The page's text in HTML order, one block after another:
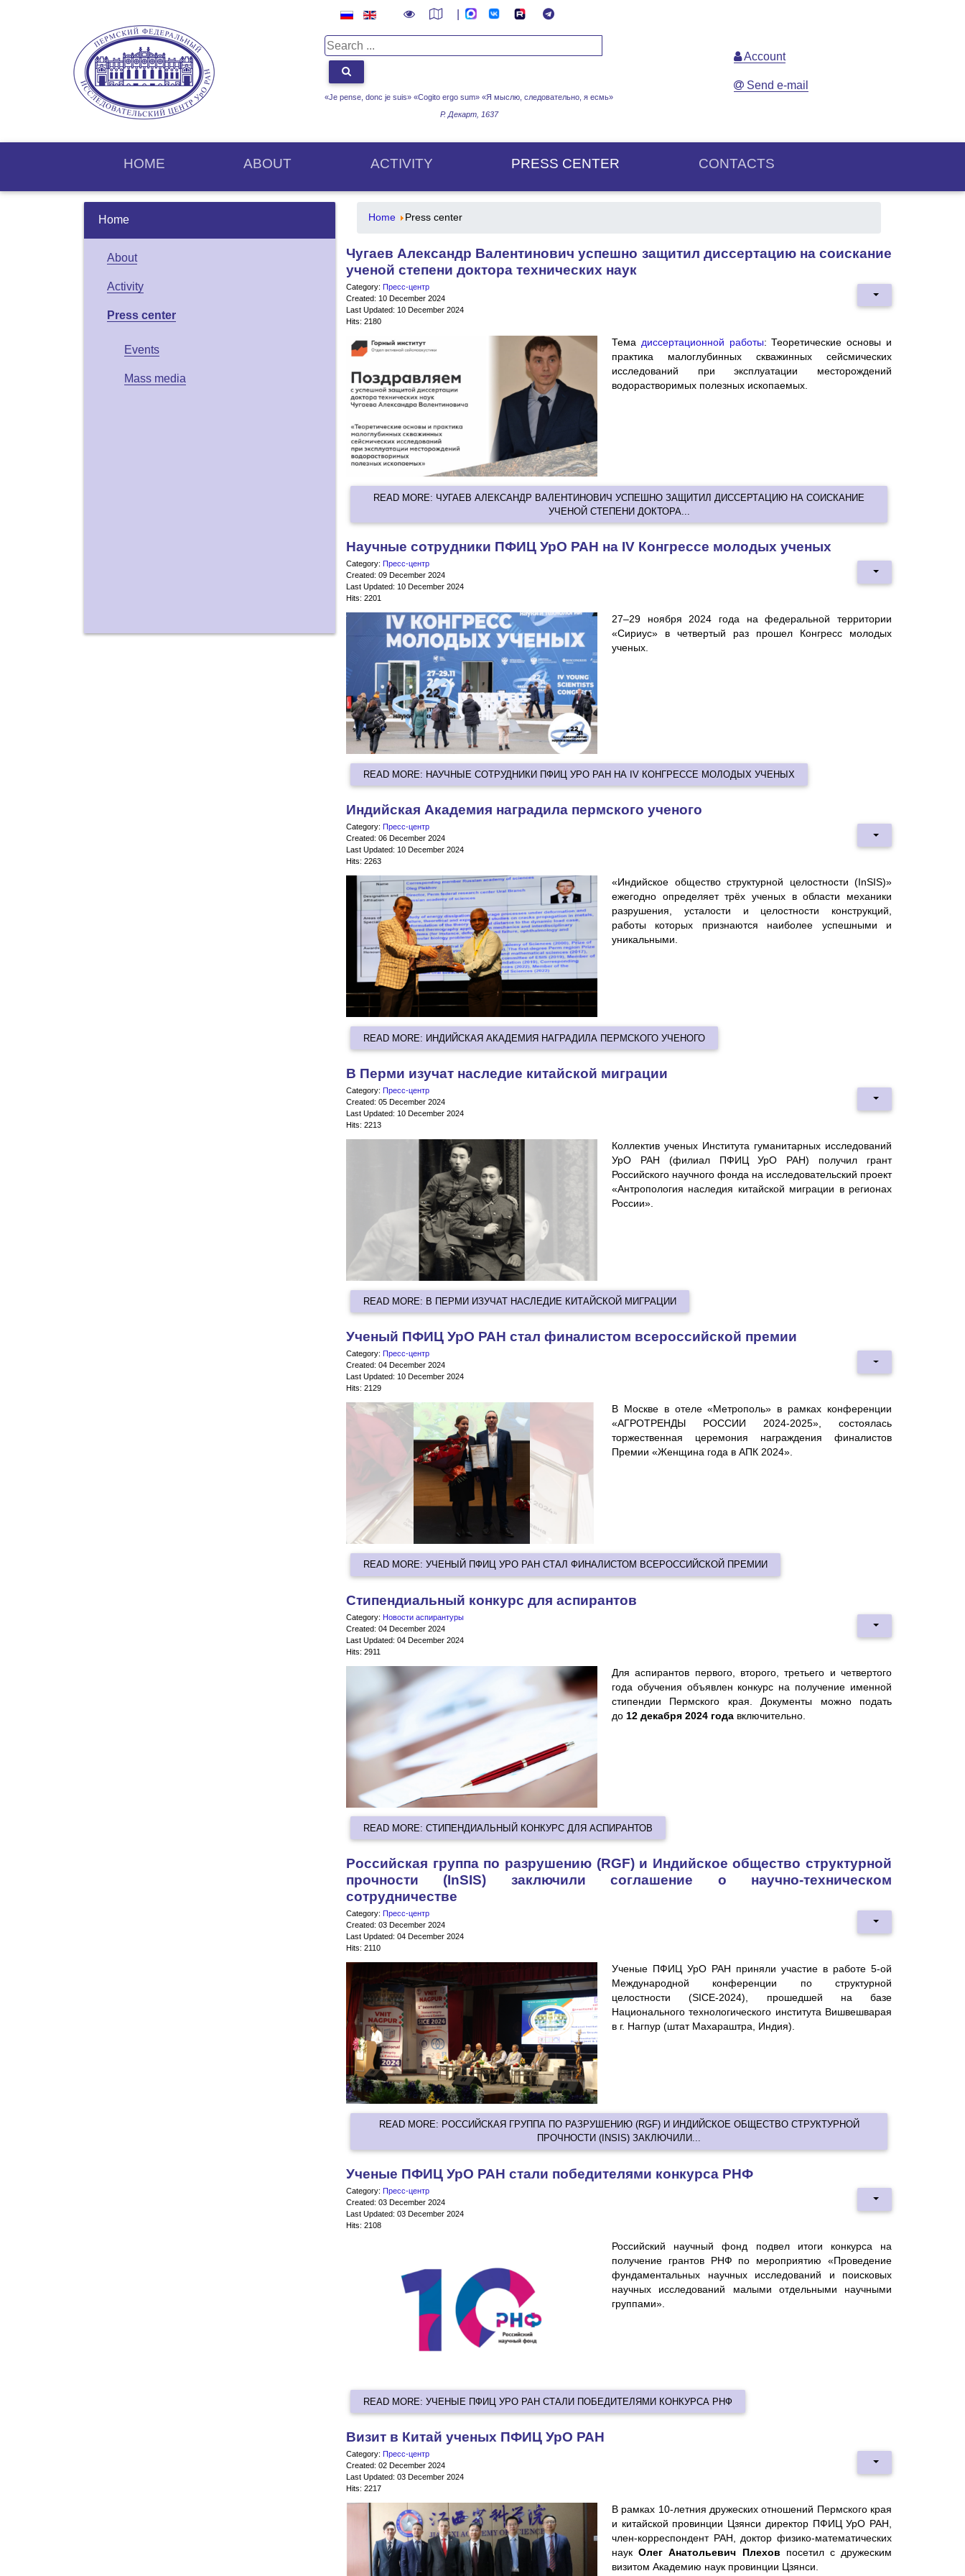
«Je pense, donc je suis» «Cogito ergo sum» «Я мыслю, следовательно, я есмь»
Р. Декарт, 1637
Account
Send e-mail
HOME ABOUT ACTIVITY PRESS CENTER CONTACTS
Home
About
Activity
Press center
Events
Mass media
Home Press center
Чугаев Александр Валентинович успешно защитил диссертацию на соискание
ученой степени доктора технических наук
Category: Пресс-центр
Created: 10 December 2024
Last Updated: 10 December 2024
Hits: 2180
Тема диссертационной работы: Теоретические основы и
практика малоглубинных скважинных сейсмических
исследований при эксплуатации месторождений
водорастворимых полезных ископаемых.
READ MORE: ЧУГАЕВ АЛЕКСАНДР ВАЛЕНТИНОВИЧ УСПЕШНО ЗАЩИТИЛ ДИССЕРТАЦИЮ НА СОИСКАНИЕ
УЧЕНОЙ СТЕПЕНИ ДОКТОРА...
Научные сотрудники ПФИЦ УрО РАН на IV Конгрессе молодых ученых
Category: Пресс-центр
Created: 09 December 2024
Last Updated: 10 December 2024
Hits: 2201
27–29 ноября 2024 года на федеральной территории
«Сириус» в четвертый раз прошел Конгресс молодых
ученых.
READ MORE: НАУЧНЫЕ СОТРУДНИКИ ПФИЦ УРО РАН НА IV КОНГРЕССЕ МОЛОДЫХ УЧЕНЫХ
Индийская Академия наградила пермского ученого
Category: Пресс-центр
Created: 06 December 2024
Last Updated: 10 December 2024
Hits: 2263
«Индийское общество структурной целостности (InSIS)»
ежегодно определяет трёх ученых в области механики
разрушения, усталости и целостности конструкций,
работы которых признаются наиболее успешными и
уникальными.
READ MORE: ИНДИЙСКАЯ АКАДЕМИЯ НАГРАДИЛА ПЕРМСКОГО УЧЕНОГО
В Перми изучат наследие китайской миграции
Category: Пресс-центр
Created: 05 December 2024
Last Updated: 10 December 2024
Hits: 2213
Коллектив ученых Института гуманитарных исследований
УрО РАН (филиал ПФИЦ УрО РАН) получил грант
Российского научного фонда на исследовательский проект
«Антропология наследия китайской миграции в регионах
России».
READ MORE: В ПЕРМИ ИЗУЧАТ НАСЛЕДИЕ КИТАЙСКОЙ МИГРАЦИИ
Ученый ПФИЦ УрО РАН стал финалистом всероссийской премии
Category: Пресс-центр
Created: 04 December 2024
Last Updated: 10 December 2024
Hits: 2129
В Москве в отеле «Метрополь» в рамках конференции
«АГРОТРЕНДЫ РОССИИ 2024-2025», состоялась
торжественная церемония награждения финалистов
Премии «Женщина года в АПК 2024».
READ MORE: УЧЕНЫЙ ПФИЦ УРО РАН СТАЛ ФИНАЛИСТОМ ВСЕРОССИЙСКОЙ ПРЕМИИ
Стипендиальный конкурс для аспирантов
Category: Новости аспирантуры
Created: 04 December 2024
Last Updated: 04 December 2024
Hits: 2911
Для аспирантов первого, второго, третьего и четвертого
года обучения объявлен конкурс на получение именной
стипендии Пермского края. Документы можно подать
до 12 декабря 2024 года включительно.
READ MORE: СТИПЕНДИАЛЬНЫЙ КОНКУРС ДЛЯ АСПИРАНТОВ
Российская группа по разрушению (RGF) и Индийское общество структурной
прочности (InSIS) заключили соглашение о научно-техническом
сотрудничестве
Category: Пресс-центр
Created: 03 December 2024
Last Updated: 04 December 2024
Hits: 2110
Ученые ПФИЦ УрО РАН приняли участие в работе 5-ой
Международной конференции по структурной
целостности (SICE-2024), прошедшей на базе
Национального технологического института Вишвешварая
в г. Нагпур (штат Махараштра, Индия).
READ MORE: РОССИЙСКАЯ ГРУППА ПО РАЗРУШЕНИЮ (RGF) И ИНДИЙСКОЕ ОБЩЕСТВО СТРУКТУРНОЙ
ПРОЧНОСТИ (INSIS) ЗАКЛЮЧИЛИ...
Ученые ПФИЦ УрО РАН стали победителями конкурса РНФ
Category: Пресс-центр
Created: 03 December 2024
Last Updated: 03 December 2024
Hits: 2108
Российский научный фонд подвел итоги конкурса на
получение грантов РНФ по мероприятию «Проведение
фундаментальных научных исследований и поисковых
научных исследований малыми отдельными научными
группами».
READ MORE: УЧЕНЫЕ ПФИЦ УРО РАН СТАЛИ ПОБЕДИТЕЛЯМИ КОНКУРСА РНФ
Визит в Китай ученых ПФИЦ УрО РАН
Category: Пресс-центр
Created: 02 December 2024
Last Updated: 03 December 2024
Hits: 2217
В рамках 10-летния дружеских отношений Пермского края
и китайской провинции Цзянси директор ПФИЦ УрО РАН,
член-корреспондент РАН, доктор физико-математических
наукОлег Анатольевич Плехов посетил с дружеским
визитом Академию наук провинции Цзянси.